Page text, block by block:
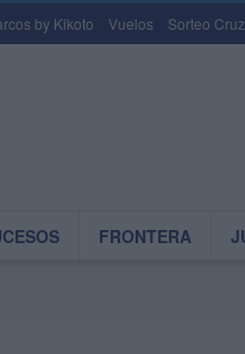
by Kikoto Vuelos Sorteo
FRONTERA